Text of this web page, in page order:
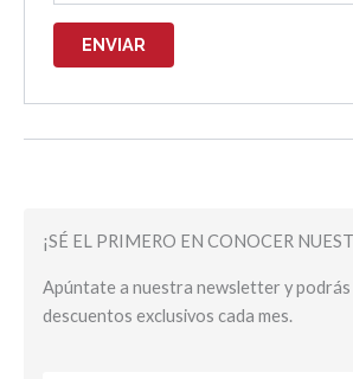
¡SÉ EL PRIMERO EN CONOCER
Apúntate a nuestra newsletter y podrás
descuentos exclusivos cada mes.